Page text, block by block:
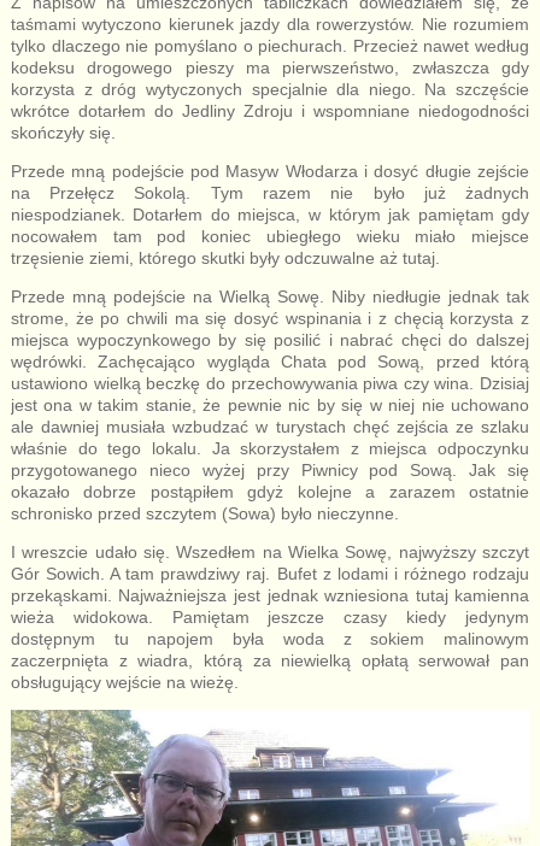
taśmami wytyczono kierunek jazdy dla rowerzystów. Nie rozumiem
tylko dlaczego nie pomyślano o piechurach. Przecież nawet według
kodeksu drogowego pieszy ma pierwszeństwo, zwłaszcza gdy
korzysta z dróg wytyczonych specjalnie dla niego. Na szczęście
wkrótce dotarłem do Jedliny Zdroju i wspomniane niedogodności
skończyły się.
Przede mną podejście pod Masyw Włodarza i dosyć długie zejście
na Przełęcz Sokolą. Tym razem nie było już żadnych
niespodzianek. Dotarłem do miejsca, w którym jak pamiętam gdy
nocowałem tam pod koniec ubiegłego wieku miało miejsce
trzęsienie ziemi, którego skutki były odczuwalne aż tutaj.
Przede mną podejście na Wielką Sowę. Niby niedługie jednak tak
strome, że po chwili ma się dosyć wspinania i z chęcią korzysta z
miejsca wypoczynkowego by się posilić i nabrać chęci do dalszej
wędrówki. Zachęcająco wygląda Chata pod Sową, przed którą
ustawiono wielką beczkę do przechowywania piwa czy wina. Dzisiaj
jest ona w takim stanie, że pewnie nic by się w niej nie uchowano
ale dawniej musiała wzbudzać w turystach chęć zejścia ze szlaku
właśnie do tego lokalu. Ja skorzystałem z miejsca odpoczynku
przygotowanego nieco wyżej przy Piwnicy pod Sową. Jak się
okazało dobrze postąpiłem gdyż kolejne a zarazem ostatnie
schronisko przed szczytem (Sowa) było nieczynne.
I wreszcie udało się. Wszedłem na Wielka Sowę, najwyższy szczyt
Gór Sowich. A tam prawdziwy raj. Bufet z lodami i różnego rodzaju
przekąskami. Najważniejsza jest jednak wzniesiona tutaj kamienna
wieża widokowa. Pamiętam jeszcze czasy kiedy jedynym
dostępnym tu napojem była woda z sokiem malinowym
zaczerpnięta z wiadra, którą za niewielką opłatą serwował pan
obsługujący wejście na wieżę.